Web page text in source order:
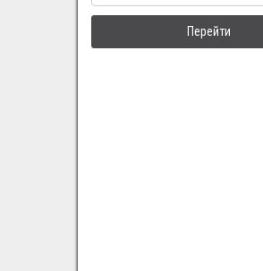
Перейти